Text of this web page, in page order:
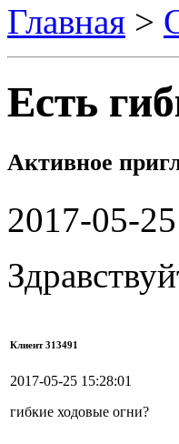
Главная >
Есть
Активное
2017-05-
Клиент 313491
2017-05-25 15:28:01
гибкие ходовые огни?